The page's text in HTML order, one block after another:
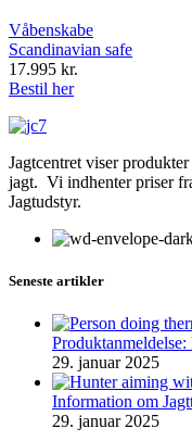
Våbenskabe
Scandinavian safe
17.995 kr.
Bestil her
Jagtcentret viser
jagt. Vi indhenter priser
Jagtudstyr.
Seneste artikler
29. januar 2025
Information om
29. januar 2025